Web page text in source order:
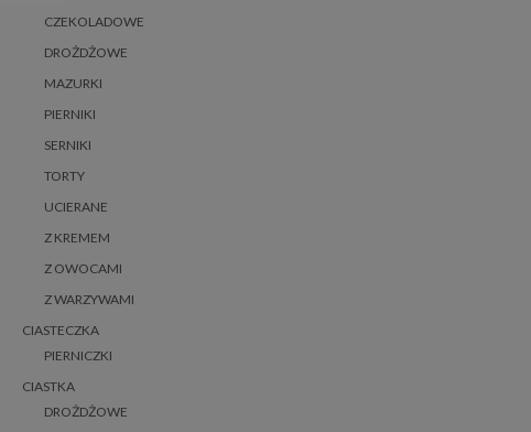
CZEKOLADOWE
DROŻDŻOWE
MAZURKI
PIERNIKI
SERNIKI
TORTY
UCIERANE
Z KREMEM
Z OWOCAMI
Z WARZYWAMI
CIASTECZKA
PIERNICZKI
CIASTKA
DROŻDŻOWE